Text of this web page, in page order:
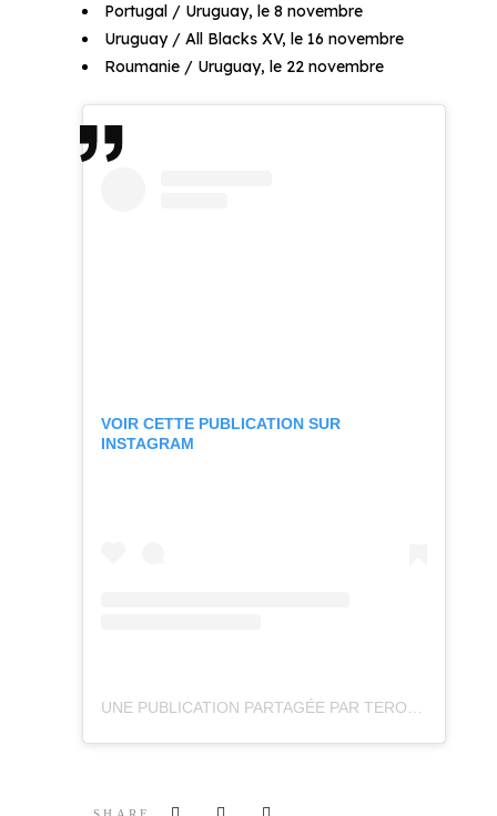
Portugal / Uruguay, le 8 novembre
Uruguay / All Blacks XV, le 16 novembre
Roumanie / Uruguay, le 22 novembre
VOIR CETTE PUBLICATION SUR
INSTAGRAM